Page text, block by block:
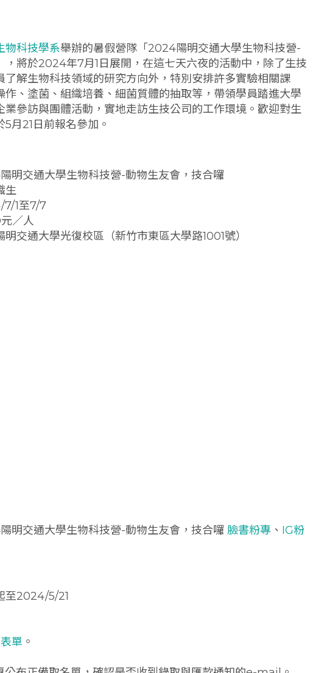
物科技學系舉辦的暑假營隊「2024陽明交通大學生物科技營-
，將於2024年7月1日展開，在這七天六夜的活動中，除了生技
了解生物科技領域的研究方向外，特別安排許多實驗相關課
作、塗菌、組織培養、細菌質體的抽取等，帶領學員踏進大學
業參訪與團體活動，實地走訪生技公司的工作環境。歡迎對生
月21日前報名參加。
明交通大學生物科技營-動物生友會，技合囉
生
7/1至7/7
／人
明交通大學光復校區（新竹市東區大學路1001號）
明交通大學生物科技營-動物生友會，技合囉 臉書粉專 、 IG粉
至2024/5/21
單 。